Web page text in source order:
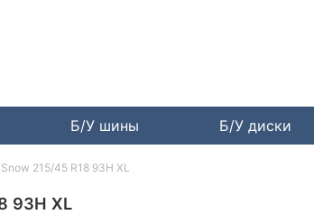
Б/У шины Б/У диски
93H XL
215/45 R18 93H XL